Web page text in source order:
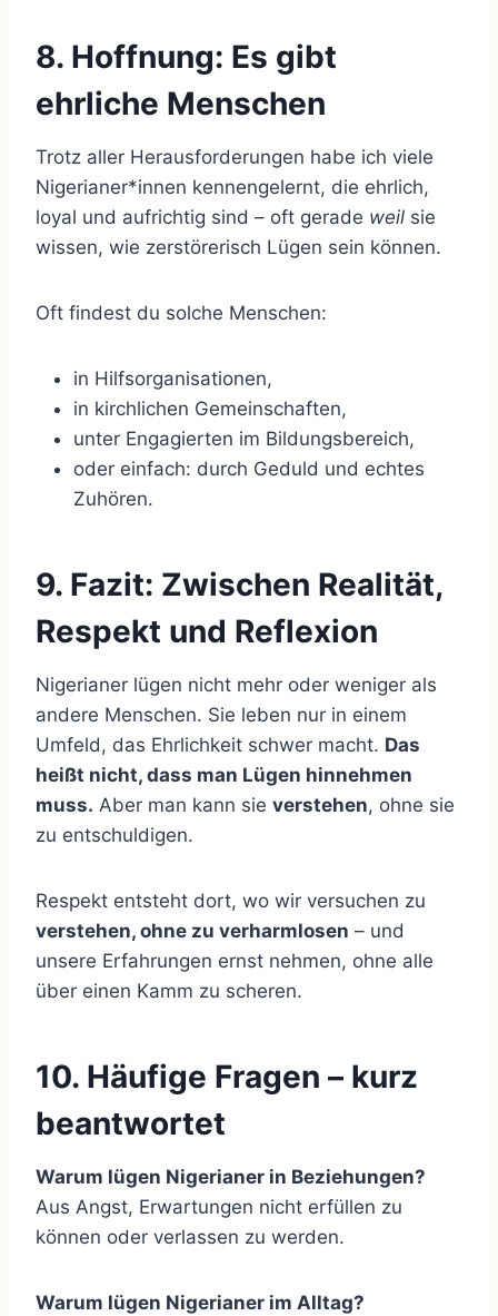
8. Hoffnung: Es gibt
ehrliche Menschen
Trotz aller Herausforderungen habe ich viele
Nigerianer*innen kennengelernt, die ehrlich,
loyal und aufrichtig sind – oft gerade weil sie
wissen, wie zerstörerisch Lügen sein können.
Oft findest du solche Menschen:
in Hilfsorganisationen,
in kirchlichen Gemeinschaften,
unter Engagierten im Bildungsbereich,
oder einfach: durch Geduld und echtes
Zuhören.
9. Fazit: Zwischen Realität,
Respekt und Reflexion
Nigerianer lügen nicht mehr oder weniger als
andere Menschen. Sie leben nur in einem
Umfeld, das Ehrlichkeit schwer macht. Das
heißt nicht, dass man Lügen hinnehmen
muss. Aber man kann sie verstehen, ohne sie
zu entschuldigen.
Respekt entsteht dort, wo wir versuchen zu
verstehen, ohne zu verharmlosen – und
unsere Erfahrungen ernst nehmen, ohne alle
über einen Kamm zu scheren.
10. Häufige Fragen – kurz
beantwortet
Warum lügen Nigerianer in Beziehungen?
Aus Angst, Erwartungen nicht erfüllen zu
können oder verlassen zu werden.
Warum lügen Nigerianer im Alltag?